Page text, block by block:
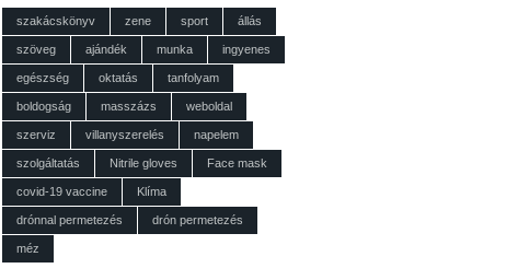
szakácskönyv zene sport állás
szöveg ajándék munka ingyenes
egészség oktatás tanfolyam
boldogság masszázs weboldal
szerviz villanyszerelés napelem
szolgáltatás Nitrile gloves Face mask
covid-19 vaccine Klíma
drónnal permetezés drón permetezés
méz